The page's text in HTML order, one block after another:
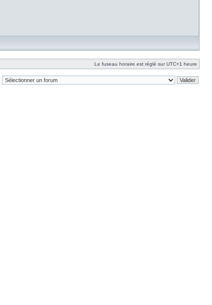
Le fuseau horaire est réglé sur UTC+1 heure